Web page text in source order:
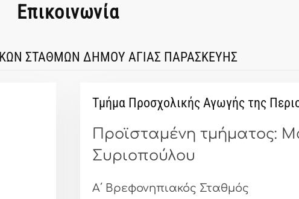
Επικοινωνία
ΣΤΑΘΜΩΝ ΔΗΜΟΥ ΑΓΙΑΣ ΠΑΡΑΣΚΕΥΗΣ
Τμήμα Προσχολικής Αγωγής της
Προϊσταμένη τμήματος:
Συριοπούλου
Α΄ Βρεφονηπιακός Σταθμός